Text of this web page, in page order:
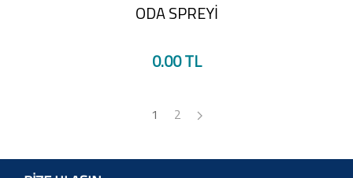
ODA SPREYİ
0.00 TL
1 2